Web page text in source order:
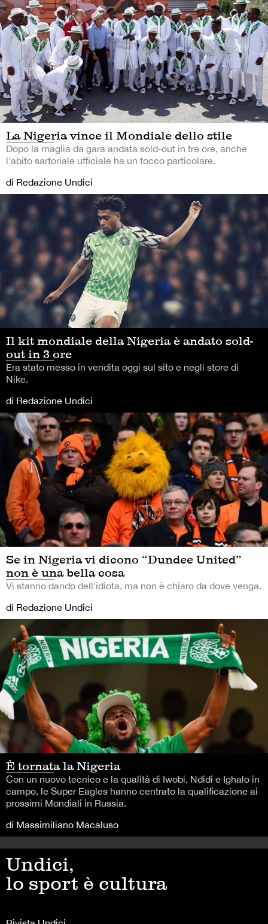
La Nigeria vince il Mondiale dello stile
Dopo la maglia da gara andata sold-out in tre ore, anche
l'abito sartoriale ufficiale ha un tocco particolare.
di Redazione Undici
Il kit mondiale della Nigeria è andato sold-
out in 3 ore
Era stato messo in vendita oggi sul sito e negli store di
Nike.
di Redazione Undici
Se in Nigeria vi dicono “Dundee United”
non è una bella cosa
Vi stanno dando dell'idiota, ma non è chiaro da dove venga.
di Redazione Undici
È tornata la Nigeria
Con un nuovo tecnico e la qualità di Iwobi, Ndidi e Ighalo in
campo, le Super Eagles hanno centrato la qualificazione ai
prossimi Mondiali in Russia.
di Massimiliano Macaluso
Undici,
lo sport è cultura